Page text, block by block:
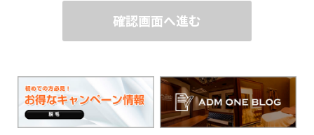
当社は、あらかじめご了承をいただいた場合及び法の定めに
よる場合を除き、第三者にお客様の情報を提供又は開示しま
します。お客様の個人情報の取り扱いが適正に行われるよう
に従業者の教育・監督を実施します。
3. 利用制限について